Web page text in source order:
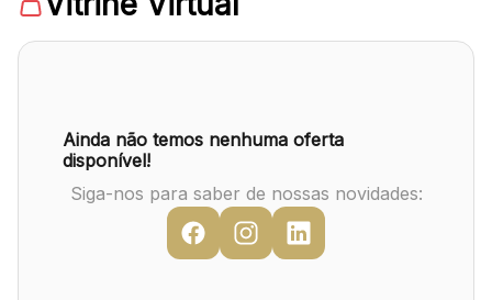
Ainda não temos nenhuma oferta
disponível!
Siga-nos para saber de nossas novidades: